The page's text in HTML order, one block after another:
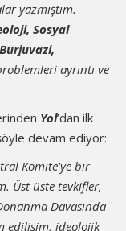
yazmıştım.
Sosyal
ayrıntı ve
Yol’dan ilk
devam ediyor:
Komite’ye bir
Üst üste tevkifler,
Davasında
edilişim, ideolojik